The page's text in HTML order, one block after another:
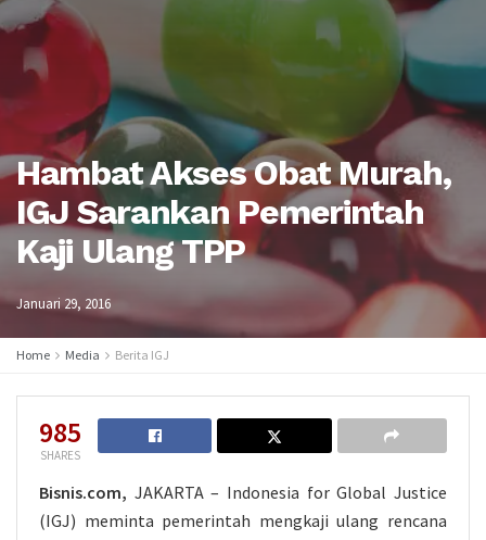
Hambat Akses Obat Murah,
IGJ Sarankan Pemerintah
Kaji Ulang TPP
Januari 29, 2016
Home Media Berita IGJ
985
SHARES
Bisnis.com, JAKARTA – Indonesia for Global Justice
(IGJ) meminta pemerintah mengkaji ulang rencana